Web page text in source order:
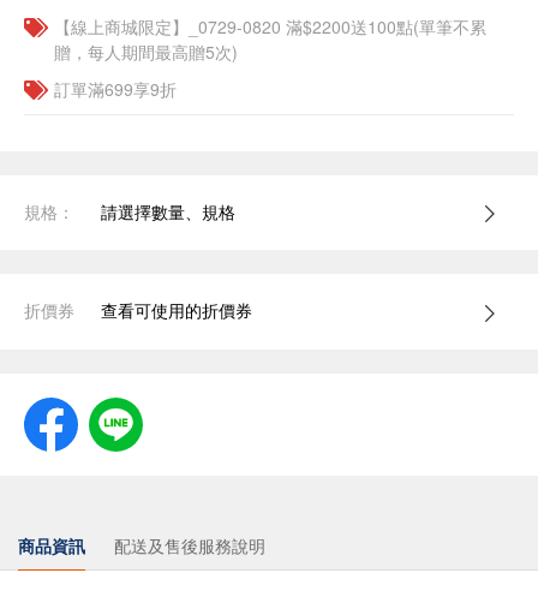
【線上商城限定】_0729-0820 滿$2200送100點(單筆不累
贈，每人期間最高贈5次)
訂單滿699享9折
規格： 請選擇數量、規格
折價券 查看可使用的折價券
商品資訊 配送及售後服務說明